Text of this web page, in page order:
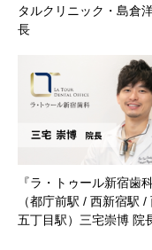
タルクリニック・島倉
長
『ラ・トゥール新宿歯科
（都庁前駅 / 西新宿駅 /
五丁目駅）三宅崇博 院